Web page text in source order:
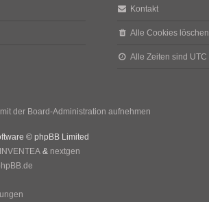
Kontakt
Alle Cookies löschen
Alle Zeiten sind UTC
der Board-Administration aufnehmen
© phpBB Limited
INVENTEA & nextgen